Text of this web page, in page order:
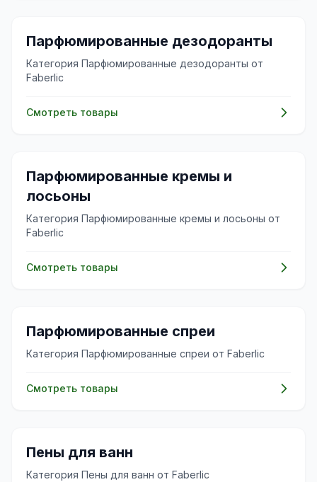
🌸
Парфюмированные дезодоранты
Категория Парфюмированные дезодоранты от
Faberlic
Смотреть товары
🌸
Парфюмированные кремы и
лосьоны
Категория Парфюмированные кремы и лосьоны от
Faberlic
Смотреть товары
🌸
Парфюмированные спреи
Категория Парфюмированные спреи от Faberlic
Смотреть товары
✨
Пены для ванн
Категория Пены для ванн от Faberlic